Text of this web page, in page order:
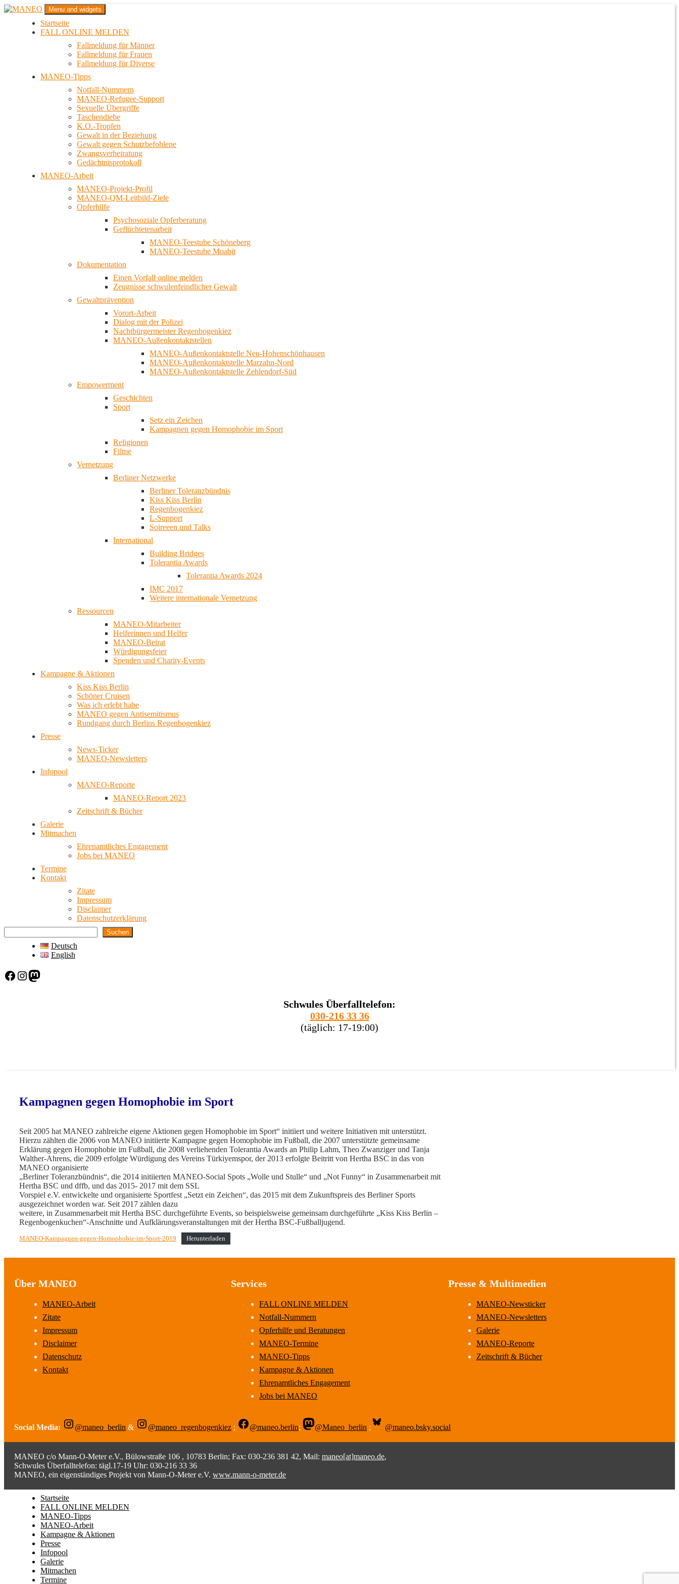
Zum
MANEO
Das schwule Anti-Gewalt-Projekt in Berlin
Menu and widgets
Startseite
FALL ONLINE MELDEN
Fallmeldung für Männer
Fallmeldung für Frauen
Fallmeldung für Diverse
MANEO-Tipps
Notfall-Nummern
MANEO-Refugee-Support
Sexuelle Übergriffe
Taschendiebe
K.O.-Tropfen
Gewalt in der Beziehung
Gewalt gegen Schutzbefohlene
Zwangsverheiratung
Gedächtnisprotokoll
MANEO-Arbeit
MANEO-Projekt-Profil
MANEO-QM-Leitbild-Ziele
Opferhilfe
Psychosoziale Opferberatung
Geflüchtetenarbeit
MANEO-Teestube Schöneberg
MANEO-Teestube Moabit
Dokumentation
Einen Vorfall online melden
Zeugnisse schwulenfeindlicher Gewalt
Gewaltprävention
Vorort-Arbeit
Dialog mit der Polizei
Nachtbürgermeister Regenbogenkiez
MANEO-Außenkontaktstellen
MANEO-Außenkontaktstelle Neu-Hohenschönhausen
MANEO-Außenkontaktstelle Marzahn-Nord
MANEO-Außenkontaktstelle Zehlendorf-Süd
Empowerment
Geschichten
Sport
Setz ein Zeichen
Kampagnen gegen Homophobie im Sport
Religionen
Filme
Vernetzung
Berliner Netzwerke
Berliner Toleranzbündnis
Kiss Kiss Berlin
Regenbogenkiez
L-Support
Soireeen und Talks
International
Building Bridges
Tolerantia Awards
Tolerantia Awards 2024
IMC 2017
Weitere internationale Vernetzung
Ressourcen
MANEO-Mitarbeiter
Helferinnen und Helfer
MANEO-Beirat
Würdigungsfeier
Spenden und Charity-Events
Kampagne & Aktionen
Kiss Kiss Berlin
Schöner Cruisen
Was ich erlebt habe
MANEO gegen Antisemitismus
Rundgang durch Berlins Regenbogenkiez
Presse
News-Ticker
MANEO-Newsletters
Infopool
MANEO-Reporte
MANEO-Report 2023
Zeitschrift & Bücher
Galerie
Mitmachen
Ehrenamtliches Engagement
Jobs bei MANEO
Termine
Kontakt
Zitate
Impressum
Disclaimer
Datenschutzerklärung
Suchen
Deutsch
English
Facebook Instagram Mastodon
Schwules Überfalltelefon:
030-216 33 36
(täglich: 17-19:00)
Kampagnen gegen Homophobie im Sport
Seit 2005 hat MANEO zahlreiche eigene Aktionen gegen Homophobie im Sport“ initiiert und weitere Initiativen mit unterstützt.
Hierzu zählten die 2006 von MANEO initiierte Kampagne gegen Homophobie im Fußball, die 2007 unterstützte gemeinsame
Erklärung gegen Homophobie im Fußball, die 2008 verliehenden Tolerantia Awards an Philip Lahm, Theo Zwanziger und Tanja
Walther-Ahrens, die 2009 erfolgte Würdigung des Vereins Türkiyemspor, der 2013 erfolgte Beitritt von Hertha BSC in das von
MANEO organisierte
„Berliner Toleranzbündnis“, die 2014 initiierten MANEO-Social Spots „Wolle und Stulle“ und „Not Funny“ in Zusammenarbeit mit
Hertha BSC und dffb, und das 2015- 2017 mit dem SSL
Vorspiel e.V. entwickelte und organisierte Sportfest „Setzt ein Zeichen“, das 2015 mit dem Zukunftspreis des Berliner Sports
ausgezeichnet worden war. Seit 2017 zählen dazu
weitere, in Zusammenarbeit mit Hertha BSC durchgeführte Events, so beispielsweise gemeinsam durchgeführte „Kiss Kiss Berlin –
Regenbogenkuchen“-Anschnitte und Aufklärungsveranstaltungen mit der Hertha BSC-Fußballjugend.
MANEO-Kampagnen-gegen-Homophobie-im-Sport-2019 Herunterladen
Über MANEO
MANEO-Arbeit
Zitate
Impressum
Disclaimer
Datenschutz
Kontakt
Services
FALL ONLINE MELDEN
Notfall-Nummern
Opferhilfe und Beratungen
MANEO-Termine
MANEO-Tipps
Kampagne & Aktionen
Ehrenamtliches Engagement
Jobs bei MANEO
Presse & Multimedien
MANEO-Newsticker
MANEO-Newsletters
Galerie
MANEO-Reporte
Zeitschrift & Bücher
Social Media: @maneo_berlin & @maneo_regenbogenkiez ; @maneo.berlin; @Maneo_berlin ; @maneo.bsky.social
MANEO c/o Mann-O-Meter e.V., Bülowstraße 106 , 10783 Berlin; Fax: 030-236 381 42, Mail: maneo[at]maneo.de,
Schwules Überfalltelefon: tägl.17-19 Uhr: 030-216 33 36
MANEO, ein eigenständiges Projekt von Mann-O-Meter e.V. www.mann-o-meter.de
Startseite
FALL ONLINE MELDEN
MANEO-Tipps
MANEO-Arbeit
Kampagne & Aktionen
Presse
Infopool
Galerie
Mitmachen
Termine